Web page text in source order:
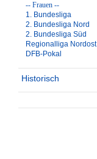
-- Frauen --
1. Bundesliga
2. Bundesliga Nord
2. Bundesliga Süd
Regionalliga Nordost
DFB-Pokal
Historisch